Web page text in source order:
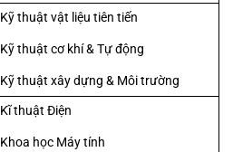
Kỹ thuật vật liệu tiên tiến
Kỹ thuật cơ khí & Tự động
Kỹ thuật xây dựng & Môi trường
Kĩ thuật Điện
Khoa học Máy tính